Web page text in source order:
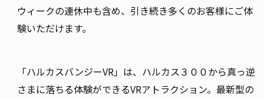
ウィークの連休中も含め、引き続き多くのお客様にご体
験いただけます。
「ハルカスバンジーVR」は、ハルカス３００から真っ逆
さまに落ちる体験ができるVRアトラクション。最新型の